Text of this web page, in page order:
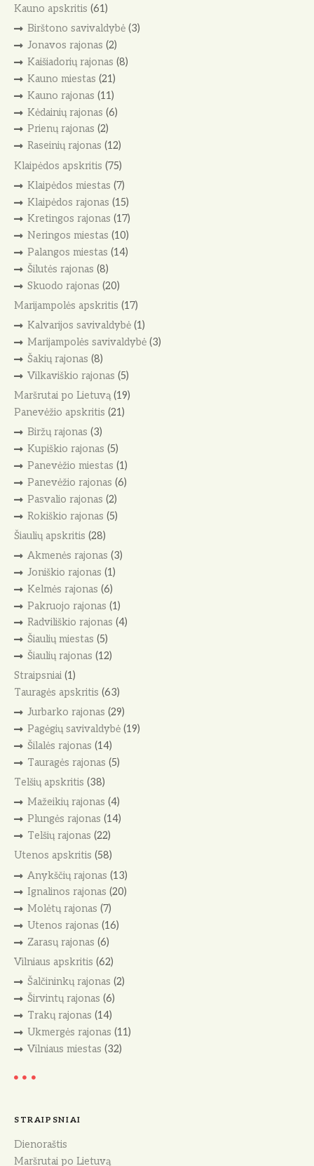
Kauno apskritis (61)
Birštono savivaldybė(3)
Jonavos rajonas (2)
Kaišiadorių rajonas (8)
Kauno miestas (21)
Kauno rajonas (11)
Kėdainių rajonas (6)
Prienų rajonas (2)
Raseinių rajonas (12)
Klaipėdos apskritis (75)
Klaipėdos miestas (7)
Klaipėdos rajonas (15)
Kretingos rajonas (17)
Neringos miestas (10)
Palangos miestas (14)
Šilutės rajonas (8)
Skuodo rajonas (20)
Marijampolės apskritis (17)
Kalvarijos savivaldybė(1)
Marijampolės savivaldybė(3)
Šakių rajonas (8)
Vilkaviškio rajonas (5)
Maršrutai po Lietuvą(19)
Panevėžio apskritis (21)
Biržų rajonas (3)
Kupiškio rajonas (5)
Panevėžio miestas (1)
Panevėžio rajonas (6)
Pasvalio rajonas (2)
Rokiškio rajonas (5)
Šiaulių apskritis (28)
Akmenės rajonas (3)
Joniškio rajonas (1)
Kelmės rajonas (6)
Pakruojo rajonas (1)
Radviliškio rajonas (4)
Šiaulių miestas (5)
Šiaulių rajonas (12)
Straipsniai (1)
Tauragės apskritis (63)
Jurbarko rajonas (29)
Pagėgių savivaldybė(19)
Šilalės rajonas (14)
Tauragės rajonas (5)
Telšių apskritis (38)
Mažeikių rajonas (4)
Plungės rajonas (14)
Telšių rajonas (22)
Utenos apskritis (58)
Anykščių rajonas (13)
Ignalinos rajonas (20)
Molėtų rajonas (7)
Utenos rajonas (16)
Zarasų rajonas (6)
Vilniaus apskritis (62)
Šalčininkų rajonas (2)
Širvintų rajonas (6)
Trakų rajonas (14)
Ukmergės rajonas (11)
Vilniaus miestas (32)
STRAIPSNIAI
Dienoraštis
Maršrutai po Lietuvą